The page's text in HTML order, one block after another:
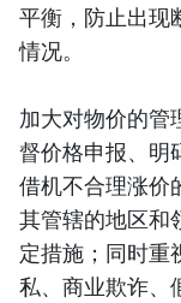
平衡，防止出现
情况。
加大对物价的管
督价格申报、明
借机不合理涨价
其管辖的地区和
定措施；同时重
私、商业欺诈、